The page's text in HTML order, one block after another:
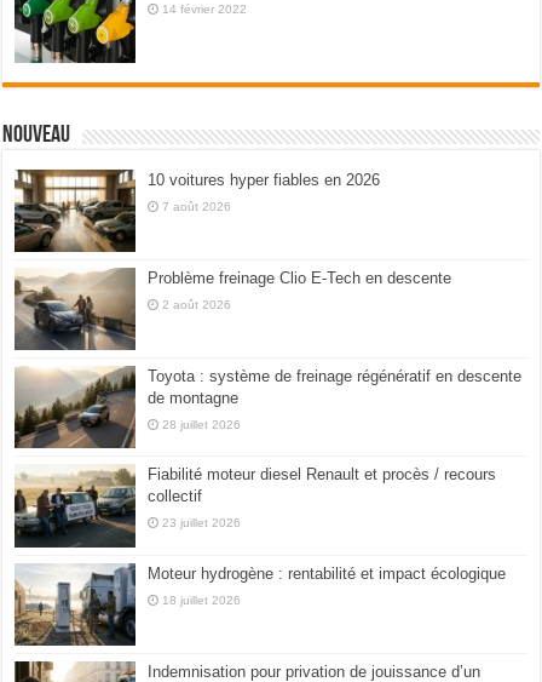
14 février 2022
Nouveau
10 voitures hyper fiables en 2026
7 août 2026
Problème freinage Clio E-Tech en descente
2 août 2026
Toyota : système de freinage régénératif en descente
de montagne
28 juillet 2026
Fiabilité moteur diesel Renault et procès / recours
collectif
23 juillet 2026
Moteur hydrogène : rentabilité et impact écologique
18 juillet 2026
Indemnisation pour privation de jouissance d’un